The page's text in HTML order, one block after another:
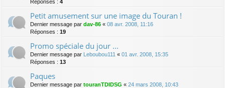
Réponses : 4
Petit amusement sur une image du Touran !
Dernier message par dav-86 « 08 avr. 2008, 11:16
Réponses : 19
Promo spéciale du jour ...
Dernier message par Leboubou111 « 01 avr. 2008, 15:35
Réponses : 13
Paques
Dernier message par touranTDIDSG « 24 mars 2008, 10:43